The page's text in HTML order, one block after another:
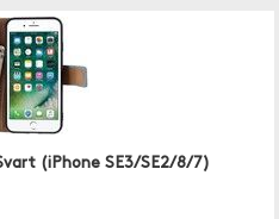
(iPhone SE3/SE2/8/7)